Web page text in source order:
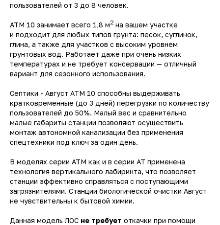
пользователей от 3 до 8 человек.
АТМ 10 занимает всего 1,8 м2 на вашем участке
и подходит для любых типов грунта: песок, суглинок,
глина, а также для участков с высоким уровнем
грунтовых вод. Работает даже при очень низких
температурах и не требует консервации — отличный
вариант для сезонного использования.
Септики - Август АТМ 10 способны выдерживать
кратковременные (до 3 дней) перегрузки по количеству
пользователей до 50%. Малый вес и сравнительно
малые габариты станции позволяют осуществить
монтаж автономной канализации без применения
спецтехники под ключ за один день.
В моделях серии АТМ как и в серии АТ применена
технология вертикального лабиринта, что позволяет
станции эффективно справляться с поступающими
загрязнителями. Станции биологической очистки Август
не чувствительны к бытовой химии.
Данная модель ЛОС не требует откачки при помощи